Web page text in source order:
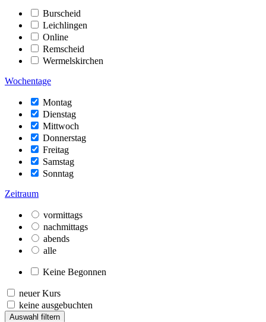
Burscheid
Leichlingen
Online
Remscheid
Wermelskirchen
Wochentage
Montag
Dienstag
Mittwoch
Donnerstag
Freitag
Samstag
Sonntag
Zeitraum
vormittags
nachmittags
abends
alle
Keine Begonnen
neuer Kurs
keine ausgebuchten
Auswahl filtern